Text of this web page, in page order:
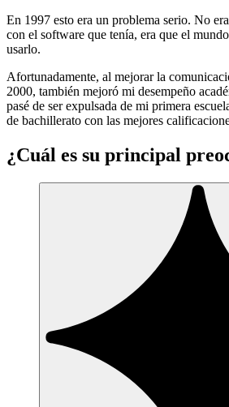
En 1997 esto era un problema serio. No
con el software que tenía, era que el
usarlo.
Afortunadamente, al mejorar la
2000, también mejoró mi desempeño
pasé de ser expulsada de mi primera
de bachillerato con las mejores
¿Cuál es su principal